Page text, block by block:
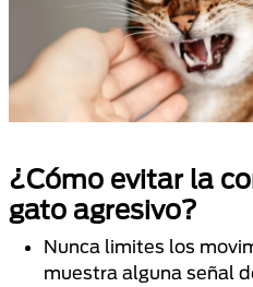
¿Cómo evitar la
gato agresivo?
Nunca limites los
muestra alguna señal